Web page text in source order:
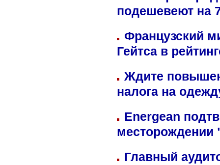
подешевеют на
Французский
Гейтса в
Ждите
налога на
Energean
Главный